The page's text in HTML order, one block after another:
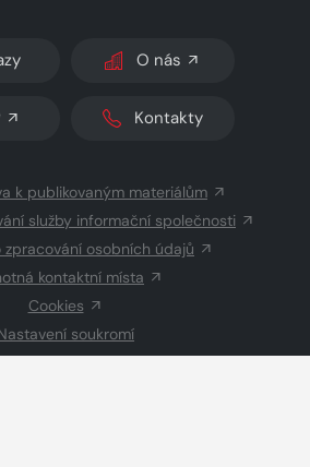
O nás
Kontakty
k publikovaným materiálům
služby informační společnosti
zpracování osobních údajů
kontaktní místa
Cookies
soukromí
Inzerce